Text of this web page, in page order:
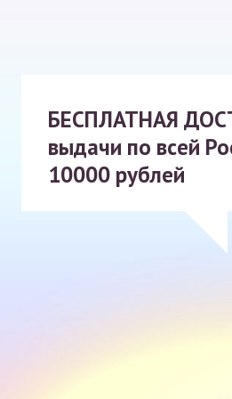
БЕСПЛАТНАЯ
выдачи по всей
10000 рублей